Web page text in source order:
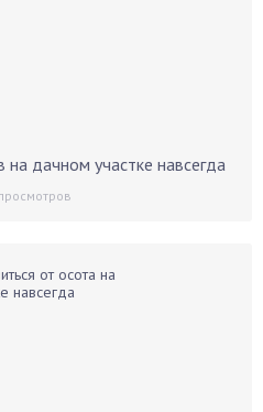
на дачном участке навсегда